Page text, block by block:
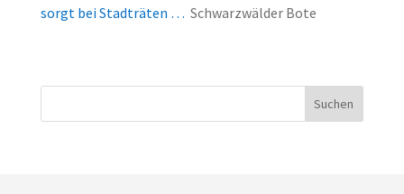
sorgt bei Stadträten … Schwarzwälder Bote
Suchen